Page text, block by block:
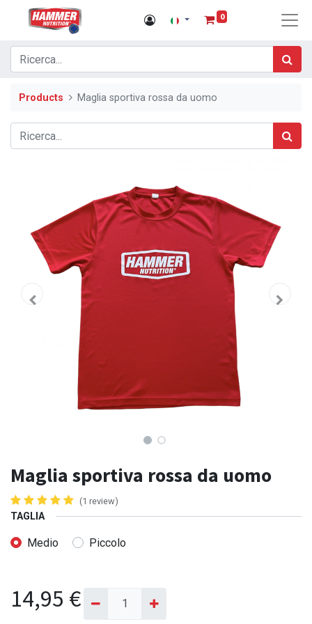
0
Products Maglia sportiva rossa da uomo
Maglia sportiva rossa da uomo
(1 review)
TAGLIA
Medio Piccolo
14,95 €